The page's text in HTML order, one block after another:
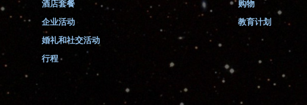
酒店套餐
企业活动
婚礼和社交活动
行程
购物
教育计划